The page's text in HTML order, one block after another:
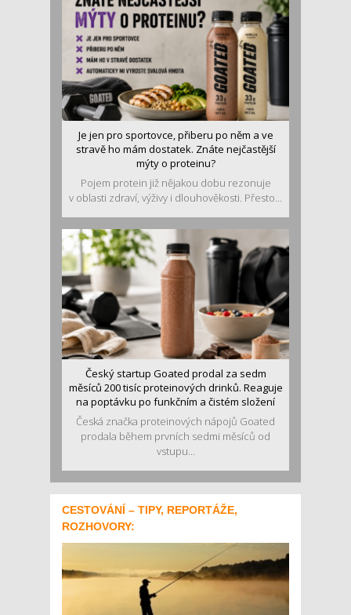
Je jen pro sportovce, přiberu po něm a ve
stravě ho mám dostatek. Znáte nejčastější
mýty o proteinu?
Pojem protein již nějakou dobu rezonuje
v oblasti zdraví, výživy i dlouhověkosti. Přesto...
Český startup Goated prodal za sedm
měsíců 200 tisíc proteinových drinků. Reaguje
na poptávku po funkčním a čistém složení
Česká značka proteinových nápojů Goated
prodala během prvních sedmi měsíců od
vstupu...
CESTOVÁNÍ – TIPY, REPORTÁŽE,
ROZHOVORY: